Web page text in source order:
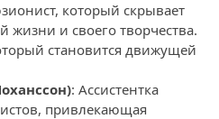
который скрывает
жизни и своего творчества.
становится движущей
: Ассистентка
привлекающая